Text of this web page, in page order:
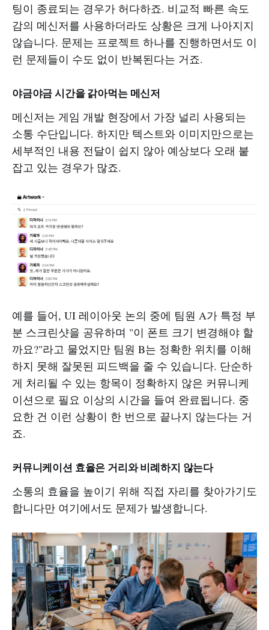
팅이 종료되는 경우가 허다하죠. 비교적 빠른 속도
감의 메신저를 사용하더라도 상황은 크게 나아지지
않습니다. 문제는 프로젝트 하나를 진행하면서도 이
런 문제들이 수도 없이 반복된다는 거죠.
야금야금 시간을 갉아먹는 메신저
메신저는 게임 개발 현장에서 가장 널리 사용되는
소통 수단입니다. 하지만 텍스트와 이미지만으로는
세부적인 내용 전달이 쉽지 않아 예상보다 오래 붙
잡고 있는 경우가 많죠.
예를 들어, UI 레이아웃 논의 중에 팀원 A가 특정 부
분 스크린샷을 공유하며 "이 폰트 크기 변경해야 할
까요?"라고 물었지만 팀원 B는 정확한 위치를 이해
하지 못해 잘못된 피드백을 줄 수 있습니다. 단순하
게 처리될 수 있는 항목이 정확하지 않은 커뮤니케
이션으로 필요 이상의 시간을 들여 완료됩니다. 중
요한 건 이런 상황이 한 번으로 끝나지 않는다는 거
죠.
커뮤니케이션 효율은 거리와 비례하지 않는다
소통의 효율을 높이기 위해 직접 자리를 찾아가기도
합니다만 여기에서도 문제가 발생합니다.